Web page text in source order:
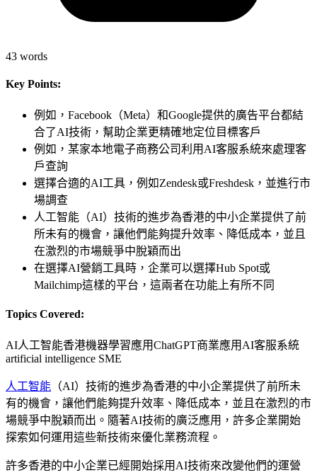
43 words
Key Points:
例如，Facebook（Meta）和Google提供的廣告平台都結
合了AI技術，幫助企業更精確地定位目標客戶
例如，某家本地電子商務公司利用AI客服系統來處理客
戶查詢
選擇合適的AI工具，例如Zendesk或Freshdesk，並進行市
場調查
人工智能（AI）技術的進步為香港的中小企業提供了前
所未有的機會，讓他們能夠提升效率、降低成本，並且
在激烈的市場競爭中脫穎而出
在選擇AI營銷工具時，企業可以選擇Hub Spot或
Mailchimp這樣的平台，這兩者在功能上有所不同
Topics Covered:
AI人工智能香港機器學習應用ChatGPT商業應用 AI客服系統
artificial intelligence SME
人工智能 （AI）技術的進步為香港的中小企業提供了前所未
有的機會，讓他們能夠提升效率、降低成本，並且在激烈的市
場競爭中脫穎而出。隨著AI技術的廣泛應用，許多企業開始
探索如何運用這些新技術來優化業務流程。
許多香港的中小企業已經開始採用AI技術來改變他們的運營